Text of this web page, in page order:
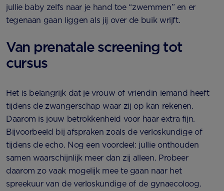
jullie baby zelfs naar je hand toe “zwemmen” en er
tegenaan gaan liggen als jij over de buik wrijft.
Van prenatale screening tot
cursus
Het is belangrijk dat je vrouw of vriendin iemand heeft
tijdens de zwangerschap waar zij op kan rekenen.
Daarom is jouw betrokkenheid voor haar extra fijn.
Bijvoorbeeld bij afspraken zoals de verloskundige of
tijdens de echo. Nog een voordeel: jullie onthouden
samen waarschijnlijk meer dan zij alleen. Probeer
daarom zo vaak mogelijk mee te gaan naar het
spreekuur van de verloskundige of de gynaecoloog.